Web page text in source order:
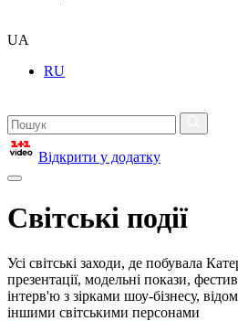
UA
RU
Відкрити у додатку
Світські події
Усі світські заходи, де побувала
презентації, модельні покази,
інтерв'ю з зірками шоу-бізнесу,
іншими світськими персонами